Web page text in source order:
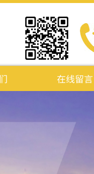
在线留言